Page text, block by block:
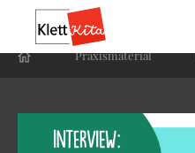
Praxis­material